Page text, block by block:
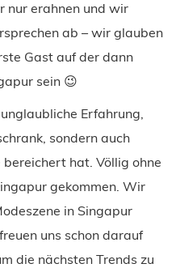
nur erahnen und wir
ab – wir glauben
Gast auf der dann
sein 😉
Erfahrung,
sondern auch
hat. Völlig ohne
gekommen. Wir
in Singapur
uns schon darauf
die nächsten Trends zu